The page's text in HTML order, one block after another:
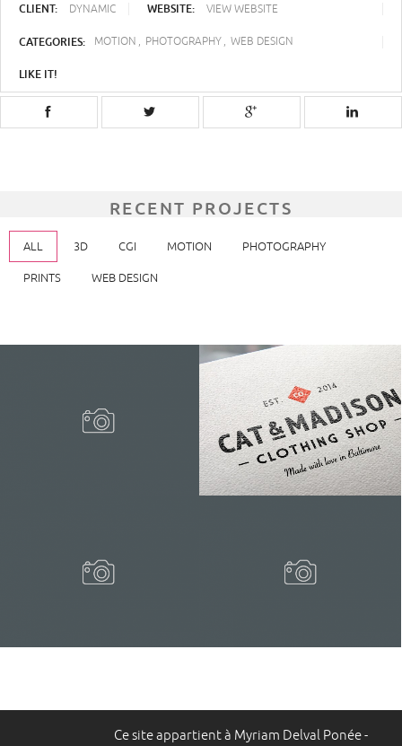
CLIENT: DYNAMIC WEBSITE: VIEW WEBSITE
CATEGORIES: MOTION PHOTOGRAPHY WEB DESIGN
LIKE IT!
RECENT PROJECTS
ALL 3D CGI MOTION PHOTOGRAPHY
PRINTS WEB DESIGN
Ce site appartient à Myriam Delval Ponée -